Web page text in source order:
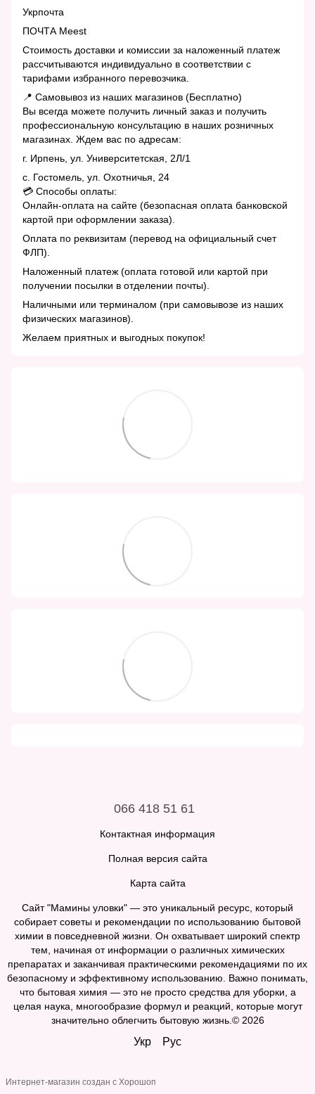
Укрпочта
ПОЧТА Meest
Стоимость доставки и комиссии за наложенный платеж
рассчитываются индивидуально в соответствии с
тарифами избранного перевозчика.
📍 Самовывоз из наших магазинов (Бесплатно)
Вы всегда можете получить личный заказ и получить
профессиональную консультацию в наших розничных
магазинах. Ждем вас по адресам:
г. Ирпень, ул. Университетская, 2Л/1
с. Гостомель, ул. Охотничья, 24
💳 Способы оплаты:
Онлайн-оплата на сайте (безопасная оплата банковской
картой при оформлении заказа).
Оплата по реквизитам (перевод на официальный счет
ФЛП).
Наложенный платеж (оплата готовой или картой при
получении посылки в отделении почты).
Наличными или терминалом (при самовывозе из наших
физических магазинов).
Желаем приятных и выгодных покупок!
066 418 51 61
Контактная информация
Полная версия сайта
Карта сайта
Сайт "Мамины уловки" — это уникальный ресурс, который
собирает советы и рекомендации по использованию бытовой
химии в повседневной жизни. Он охватывает широкий спектр
тем, начиная от информации о различных химических
препаратах и заканчивая практическими рекомендациями по их
безопасному и эффективному использованию. Важно понимать,
что бытовая химия — это не просто средства для уборки, а
целая наука, многообразие формул и реакций, которые могут
значительно облегчить бытовую жизнь.© 2026
Укр Рус
Интернет-магазин создан с Хорошоп